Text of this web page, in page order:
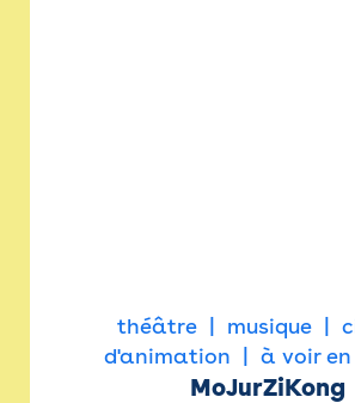
théâtre musique
d'animation
à voir
MoJurZiKong